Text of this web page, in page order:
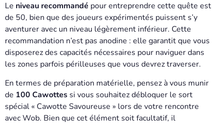
Le niveau recommandé pour entreprendre cette quête est
de 50, bien que des joueurs expérimentés puissent s’y
aventurer avec un niveau légèrement inférieur. Cette
recommandation n’est pas anodine : elle garantit que vous
disposerez des capacités nécessaires pour naviguer dans
les zones parfois périlleuses que vous devrez traverser.
En termes de préparation matérielle, pensez à vous munir
de 100 Cawottes si vous souhaitez débloquer le sort
spécial « Cawotte Savoureuse » lors de votre rencontre
avec Wob. Bien que cet élément soit facultatif, il